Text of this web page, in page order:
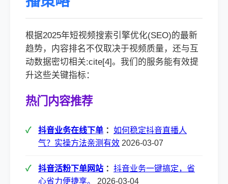
根据2025年短视频搜索引擎优化(SEO)的最新
趋势，内容排名不仅取决于视频质量，还与互
动数据密切相关:cite[4]。我们的服务能有效提
升这些关键指标：
热门内容推荐
抖音业务在线下单 ： 如何稳定抖音直播人
气？实操方法亲测有效 2026-03-07
抖音活粉下单网站 ： 抖音业务一键搞定，省
心省力便捷享。
2026-03-04